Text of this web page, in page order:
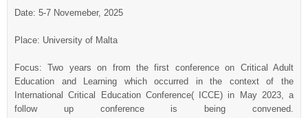
Date: 5-7 Novemeber, 2025
Place: University of Malta
Focus: Two years on from the first conference on Critical Adult
Education and Learning which occurred in the context of the
International Critical Education Conference( ICCE) in May 2023, a
follow up conference is being convened.